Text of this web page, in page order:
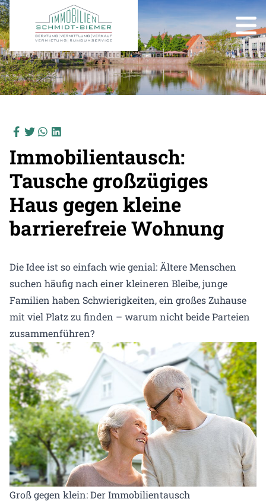
Immobilientausch:
Tausche großzügiges
Haus gegen kleine
barrierefreie Wohnung
Die Idee ist so einfach wie genial: Ältere Menschen
suchen häufig nach einer kleineren Bleibe, junge
Familien haben Schwierigkeiten, ein großes Zuhause
mit viel Platz zu finden – warum nicht beide Parteien
zusammenführen?
Groß gegen klein: Der Immobilientausch